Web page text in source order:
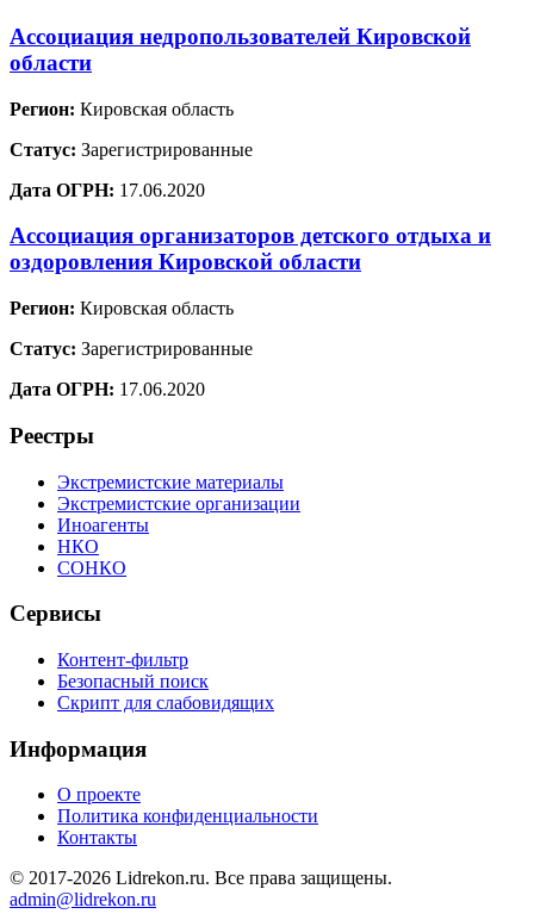
Ассоциация недропользователей Кировской
области
Регион: Кировская область
Статус: Зарегистрированные
Дата ОГРН: 17.06.2020
Ассоциация организаторов детского отдыха и
оздоровления Кировской области
Регион: Кировская область
Статус: Зарегистрированные
Дата ОГРН: 17.06.2020
Реестры
Экстремистские материалы
Экстремистские организации
Иноагенты
НКО
СОНКО
Сервисы
Контент-фильтр
Безопасный поиск
Скрипт для слабовидящих
Информация
О проекте
Политика конфиденциальности
Контакты
© 2017-2026 Lidrekon.ru. Все права защищены.
admin@lidrekon.ru